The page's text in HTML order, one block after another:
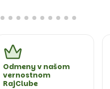
Odmeny v našom
vernostnom
RajClube